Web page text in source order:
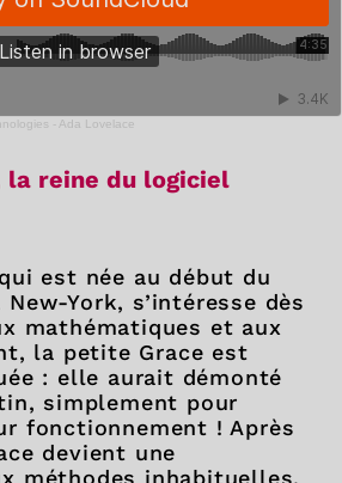
- Ada Lovelace
la reine du logiciel
est née au début du
York, s’intéresse dès
mathématiques et aux
la petite Grace est
: elle aurait démonté
simplement pour
fonctionnement ! Après
devient une
méthodes inhabituelles.